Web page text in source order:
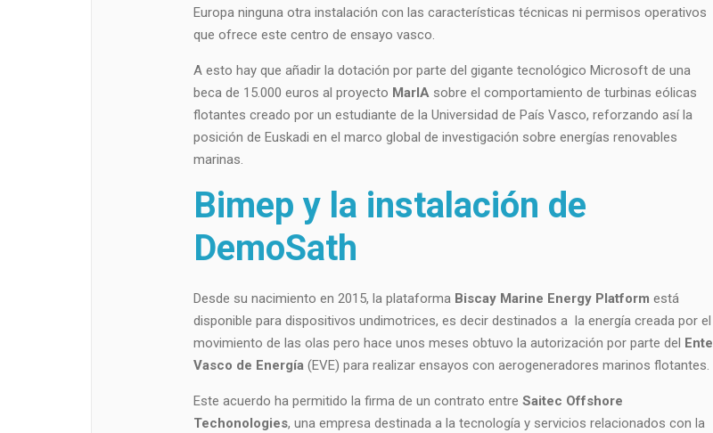
Europa ninguna otra instalación con las características técnicas ni permisos operativos
que ofrece este centro de ensayo vasco.
A esto hay que añadir la dotación por parte del gigante tecnológico Microsoft de una
beca de 15.000 euros al proyecto MarIAsobre el comportamiento de turbinas eólicas
flotantes creado por un estudiante de la Universidad de País Vasco, reforzando así la
posición de Euskadi en el marco global de investigación sobre energías renovables
marinas.
Bimep y la instalación de
DemoSath
Desde su nacimiento en 2015, la plataforma Biscay Marine Energy Platform está
disponible para dispositivos undimotrices, es decir destinados a la energía creada por el
movimiento de las olas pero hace unos meses obtuvo la autorización por parte del Ente
Vasco de Energía(EVE) para realizar ensayos con aerogeneradores marinos flotantes.
Este acuerdo ha permitido la firma de un contrato entre Saitec Offshore
Techonologies, una empresa destinada a la tecnología y servicios relacionados con la